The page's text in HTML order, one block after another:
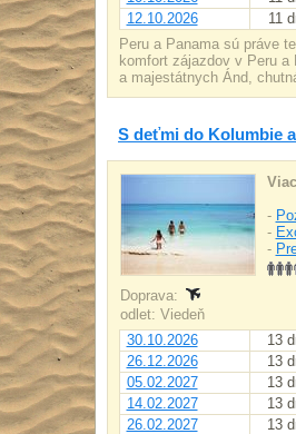
12.10.2026
11
Peru a Panama sú práve
komfort zájazdov v Peru
a majestátnych Ánd,
S deťmi do Kolumbie
-
-
-
Doprava:
odlet: Viedeň
30.10.2026
13
26.12.2026
13
05.02.2027
13
14.02.2027
13
26.02.2027
13